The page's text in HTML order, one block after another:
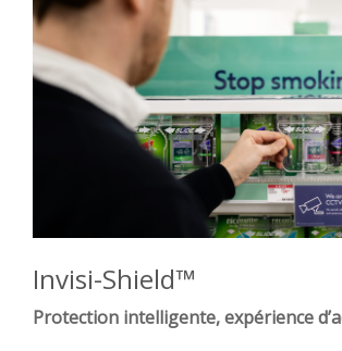
Invisi-Shield™
Protection intelligente, expérience